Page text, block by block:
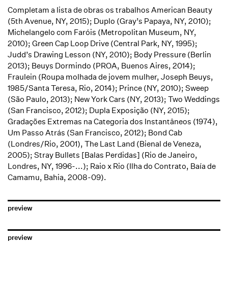
Completam a lista de obras os trabalhos American Beauty
(5th Avenue, NY, 2015); Duplo (Gray’s Papaya, NY, 2010);
Michelangelo com Faróis (Metropolitan Museum, NY,
2010); Green Cap Loop Drive (Central Park, NY, 1995);
Judd’s Drawing Lesson (NY, 2010); Body Pressure (Berlin
2013); Beuys Dormindo (PROA, Buenos Aires, 2014);
Fraulein (Roupa molhada de jovem mulher, Joseph Beuys,
1985/Santa Teresa, Rio, 2014); Prince (NY, 2010); Sweep
(São Paulo, 2013); New York Cars (NY, 2013); Two Weddings
(San Francisco, 2012); Dupla Exposição (NY, 2015);
Gradações Extremas na Categoria dos Instantâneos (1974),
Um Passo Atrás (San Francisco, 2012); Bond Cab
(Londres/Rio, 2001), The Last Land (Bienal de Veneza,
2005); Stray Bullets [Balas Perdidas] (Rio de Janeiro,
Londres, NY, 1996-...); Raio x Rio (Ilha do Contrato, Baía de
Camamu, Bahia, 2008-09).
preview
preview